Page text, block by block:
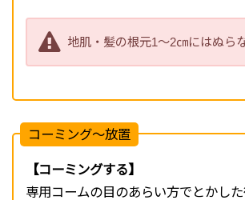
地肌・髪の根元1～2㎝にはぬら
コーミング～放置
【コーミングする】
専用コームの目のあらい方でとかし